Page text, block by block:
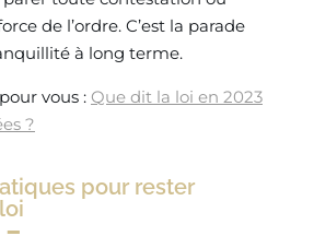
de l’ordre. C’est la parade
à long terme.
vous : Que dit la loi en 2023
?
pour rester